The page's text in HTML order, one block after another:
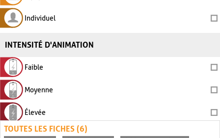
Individuel
INTENSITÉ D'ANIMATION
Faible
Moyenne
Élevée
TOUTES LES FICHES (6)